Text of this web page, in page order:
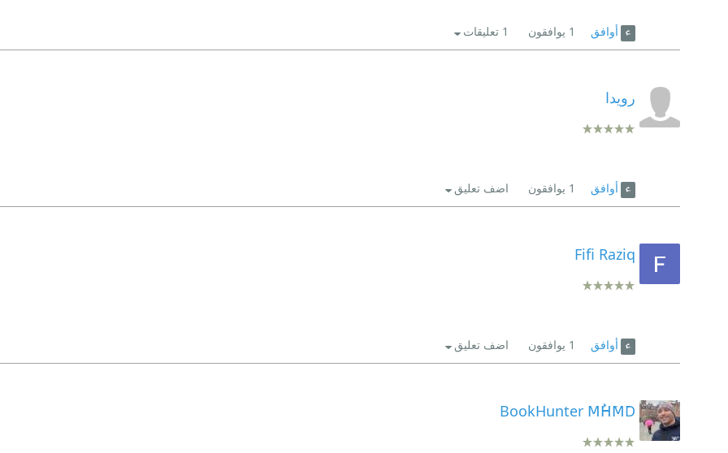
أوافق 1 يوافقون 1 تعليقات
رويدا
أوافق 1 يوافقون اضف تعليق
Fifi Raziq
أوافق 1 يوافقون اضف تعليق
BookHunter MُHَMَD